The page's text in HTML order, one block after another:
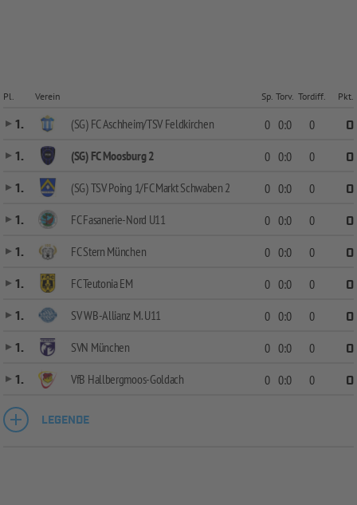
Pl. Verein Sp. Torv. Tordiff. Pkt.
1. (SG) FC Aschheim/TSV Feldkirchen 0 0:0 0
0
1.
(SG) FC Moosburg 2 0 0:0 0
0
1.
(SG) TSV Poing 1/FC Markt Schwaben 2 0 0:0 0
0
1.
FC Fasanerie-Nord U11 0 0:0 0
0
1.
FC Stern München 0 0:0 0
0
1.
FC Teutonia EM 0 0:0 0
0
1.
SV WB-Allianz M. U11 0 0:0 0
0
1.
SVN München 0 0:0 0
0
1.
VfB Hallbergmoos-Goldach 0 0:0 0 0
LEGENDE